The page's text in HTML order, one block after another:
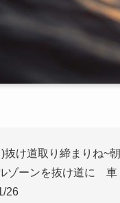
)抜け道取り締まりね~
ゾーンを抜け道に 車
26